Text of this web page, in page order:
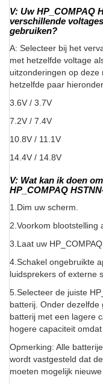
V: Uw HP_COMPAQ
verschillende
gebruiken?
A: Selecteer bij het
met hetzelfde voltage
uitzonderingen op deze
hetzelfde paar
3.6V / 3.7V
7.2V / 7.4V
10.8V / 11.1V
14.4V / 14.8V
V: Wat kan ik doen
HP_COMPAQ
1.Dim uw scherm.
2.Voorkom blootstelling
3.Laat uw
4.Schakel ongebruikte
luidsprekers of externe
5.Selecteer de juiste
batterij. Onder
batterij met een lagere
hogere capaciteit
Opmerking: Alle
wordt vastgesteld dat
moeten mogelijk